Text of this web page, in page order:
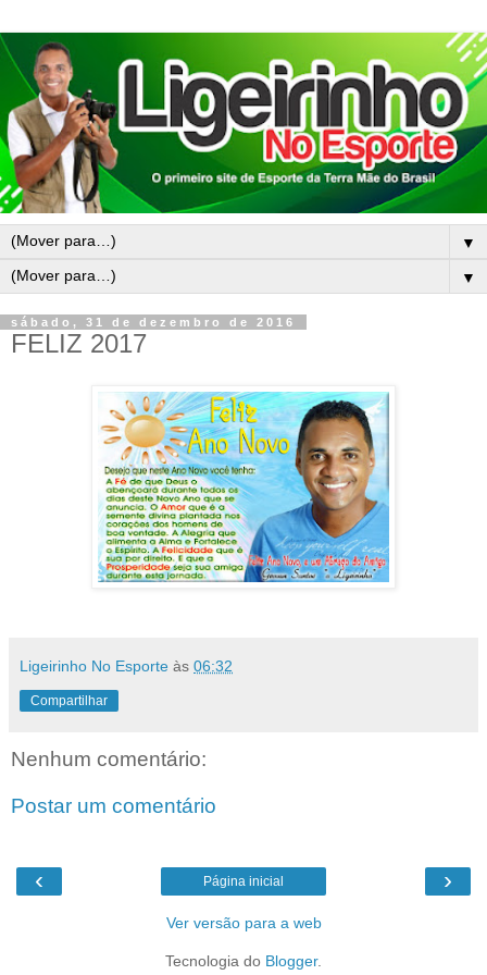
▼
▼
sábado, 31 de dezembro de 2016
FELIZ 2017
Ligeirinho No Esporte às 06:32
Compartilhar
Nenhum comentário:
Postar um comentário
‹ ›
Página inicial
Ver versão para a web
Tecnologia do Blogger.